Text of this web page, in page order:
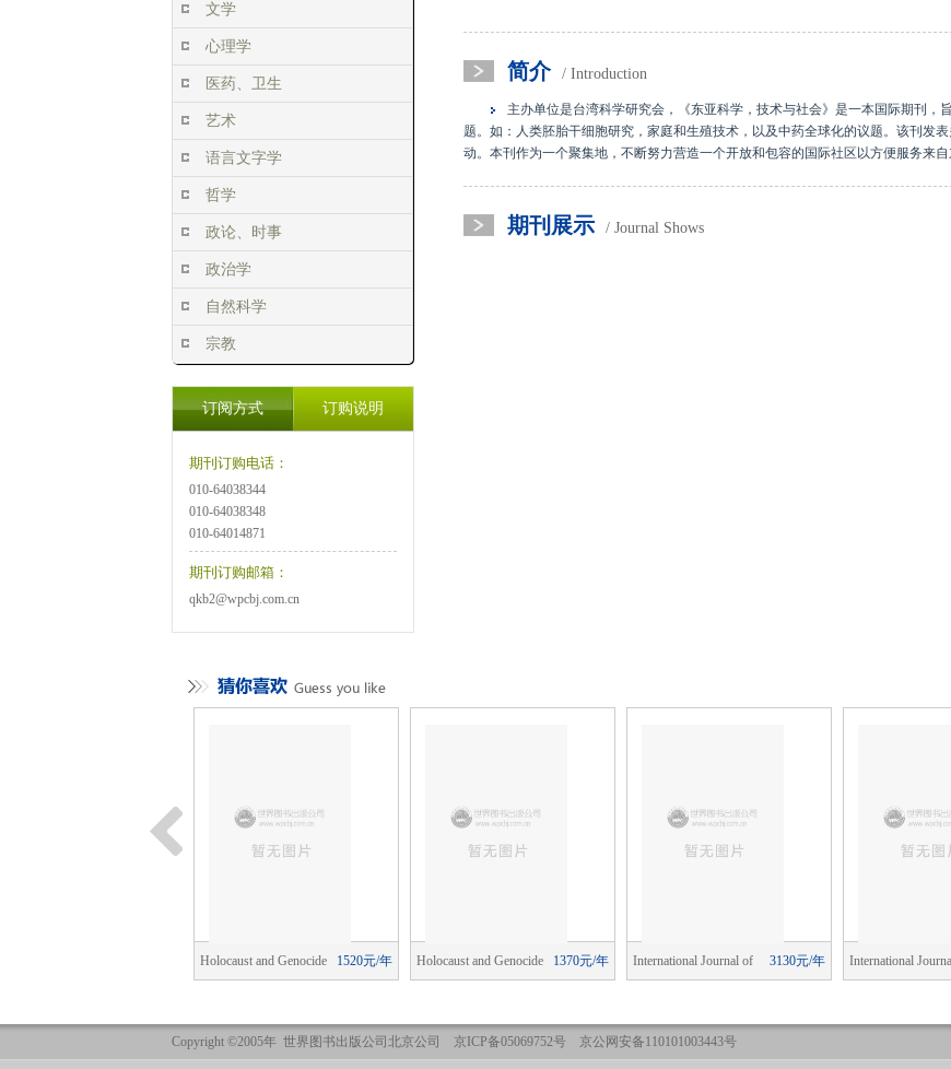
文学
心理学
医药、卫生
艺术
语言文字学
哲学
政论、时事
政治学
自然科学
宗教
订阅方式 订购说明
期刊订购电话：
010-64038344
010-64038348
010-64014871
期刊订购邮箱：
qkb2@wpcbj.com.cn
简介 / Introduction
主办单位是台湾科学研究会，《东亚科学，技术与社会》是一本国际期刊，
题。如：人类胚胎干细胞研究，家庭和生殖技术，以及中药全球化的议题。该刊发
动。本刊作为一个聚集地，不断努力营造一个开放和包容的国际社区以方便服务来
期刊展示 / Journal Shows
1520元/年
Holocaust and Genocide 1370元/年
Holocaust and Genocide 3130元/年
International Journal of International
Copyright ©2005年 世界图书出版公司北京公司 京ICP备05069752号 京公网安备110101003443号